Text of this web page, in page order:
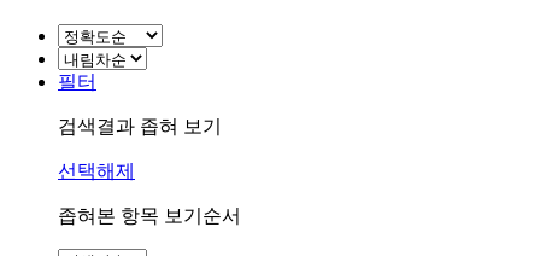
필터
검색결과 좁혀 보기
선택해제
좁혀본 항목 보기순서